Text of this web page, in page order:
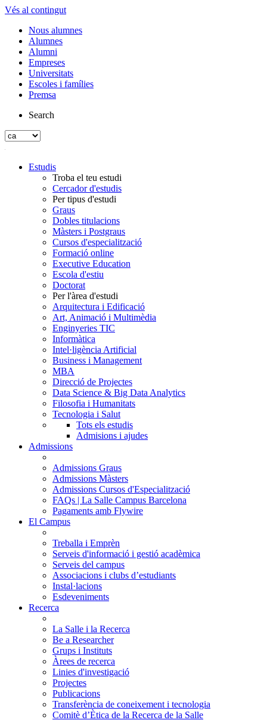
Vés al contingut
Nous alumnes
Alumnes
Alumni
Empreses
Universitats
Escoles i famílies
Premsa
Search
Estudis
Troba el teu estudi
Cercador d'estudis
Per tipus d'estudi
Graus
Dobles titulacions
Màsters i Postgraus
Cursos d'especialització
Formació online
Executive Education
Escola d'estiu
Doctorat
Per l'àrea d'estudi
Arquitectura i Edificació
Art, Animació i Multimèdia
Enginyeries TIC
Informàtica
Intel·ligència Artificial
Business i Management
MBA
Direcció de Projectes
Data Science & Big Data Analytics
Filosofia i Humanitats
Tecnologia i Salut
Tots els estudis
Admisions i ajudes
Admissions
Admissions Graus
Admissions Màsters
Admissions Cursos d'Especialització
FAQs | La Salle Campus Barcelona
Pagaments amb Flywire
El Campus
Treballa i Emprèn
Serveis d'informació i gestió acadèmica
Serveis del campus
Associacions i clubs d’estudiants
Instal·lacions
Esdeveniments
Recerca
La Salle i la Recerca
Be a Researcher
Grups i Instituts
Àrees de recerca
Linies d'investigació
Projectes
Publicacions
Transferència de coneixement i tecnologia
Comitè d’Ètica de la Recerca de la Salle